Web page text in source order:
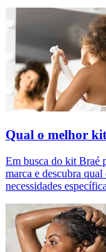
Qual o melhor
Em busca do kit Braé
marca e descubra
necessidades